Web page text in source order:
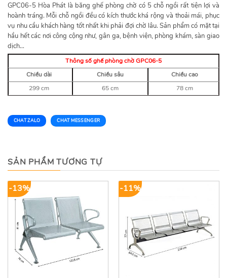
GPC06-5 Hòa Phát là băng ghế phòng chờ có 5 chỗ ngồi rất tiện lợi và
hoành tráng. Mỗi chỗ ngồi đều có kích thước khá rộng và thoải mái, phục
vụ nhu cầu khách hàng tốt nhất khi phải đợi chờ lâu. Sản phẩm có mặt tại
hầu hết các nơi công cộng như, gân ga, bệnh viện, phòng khám, sàn giao
dịch…
Thông số ghế phòng chờ GPC06-5
Chiều dài
Chiều sâu
Chiều cao
299 cm
65 cm 78 cm
CHAT ZALO CHAT MESSENGER
SẢN PHẨM TƯƠNG TỰ
-13% -11%